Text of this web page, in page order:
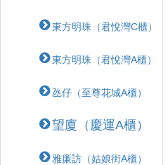
東方明珠（君悅灣C櫃）
東方明珠（君悅灣A櫃）
氹仔（至尊花城A櫃）
望廈（慶運A櫃）
雅廉訪（姑娘街A櫃）